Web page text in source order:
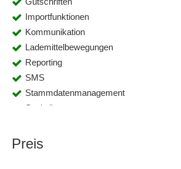
Importfunktionen
Kommunikation
Lademittelbewegungen
Reporting
SMS
Stammdatenmanagement
Statistiken
Telematik
Preis